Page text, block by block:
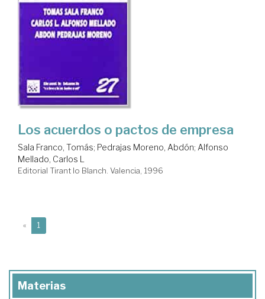
Los acuerdos o pactos de empresa
Sala Franco, Tomás; Pedrajas Moreno, Abdón; Alfonso
Mellado, Carlos L
Editorial Tirant lo Blanch. Valencia, 1996
« 1
Materias